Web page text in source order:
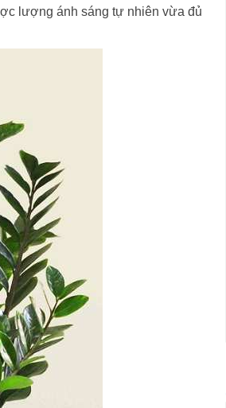
lượng ánh sáng tự nhiên vừa đủ